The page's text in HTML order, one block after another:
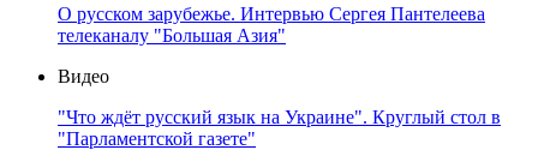
О русском зарубежье. Интервью Сергея Пантелеева
телеканалу "Большая Азия"
Видео
"Что ждёт русский язык на Украине". Круглый стол в
"Парламентской газете"